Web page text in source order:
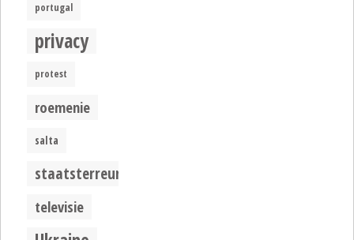
portugal
privacy
protest
roemenie
salta
staatsterreur
televisie